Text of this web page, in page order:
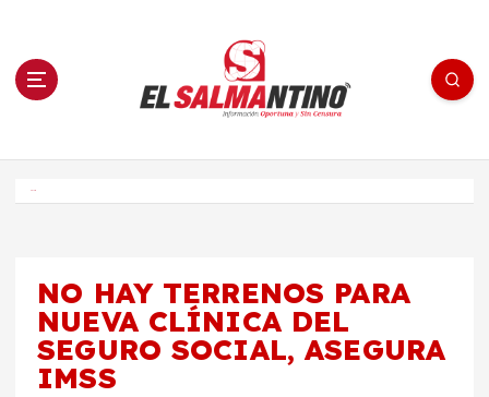
n El Salmantino - medios/noticias/editorial
NO HAY TERRENOS PARA
NUEVA CLÍNICA DEL
SEGURO SOCIAL, ASEGURA
IMSS